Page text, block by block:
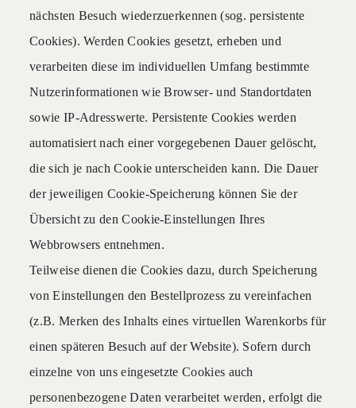
nächsten Besuch wiederzuerkennen (sog. persistente
Cookies). Werden Cookies gesetzt, erheben und
verarbeiten diese im individuellen Umfang bestimmte
Nutzerinformationen wie Browser- und Standortdaten
sowie IP-Adresswerte. Persistente Cookies werden
automatisiert nach einer vorgegebenen Dauer gelöscht,
die sich je nach Cookie unterscheiden kann. Die Dauer
der jeweiligen Cookie-Speicherung können Sie der
Übersicht zu den Cookie-Einstellungen Ihres
Webbrowsers entnehmen.
Teilweise dienen die Cookies dazu, durch Speicherung
von Einstellungen den Bestellprozess zu vereinfachen
(z.B. Merken des Inhalts eines virtuellen Warenkorbs für
einen späteren Besuch auf der Website). Sofern durch
einzelne von uns eingesetzte Cookies auch
personenbezogene Daten verarbeitet werden, erfolgt die